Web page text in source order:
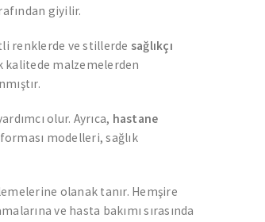
giyilir.
renklerde ve stillerde sağlıkçı
kalitede malzemelerden
olur. Ayrıca, hastane
modelleri, sağlık
olanak tanır. Hemşire
ve hasta bakımı sırasında